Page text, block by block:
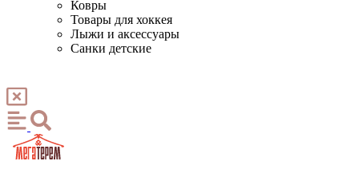
Ковры
Товары для хоккея
Лыжи и аксессуары
Санки детские